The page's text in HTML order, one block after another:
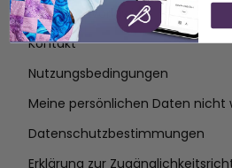
Über SVP Worldwide
Kontakt
Nutzungsbedingungen
Meine persönlichen Daten nicht
Datenschutzbestimmungen
Erklärung zur